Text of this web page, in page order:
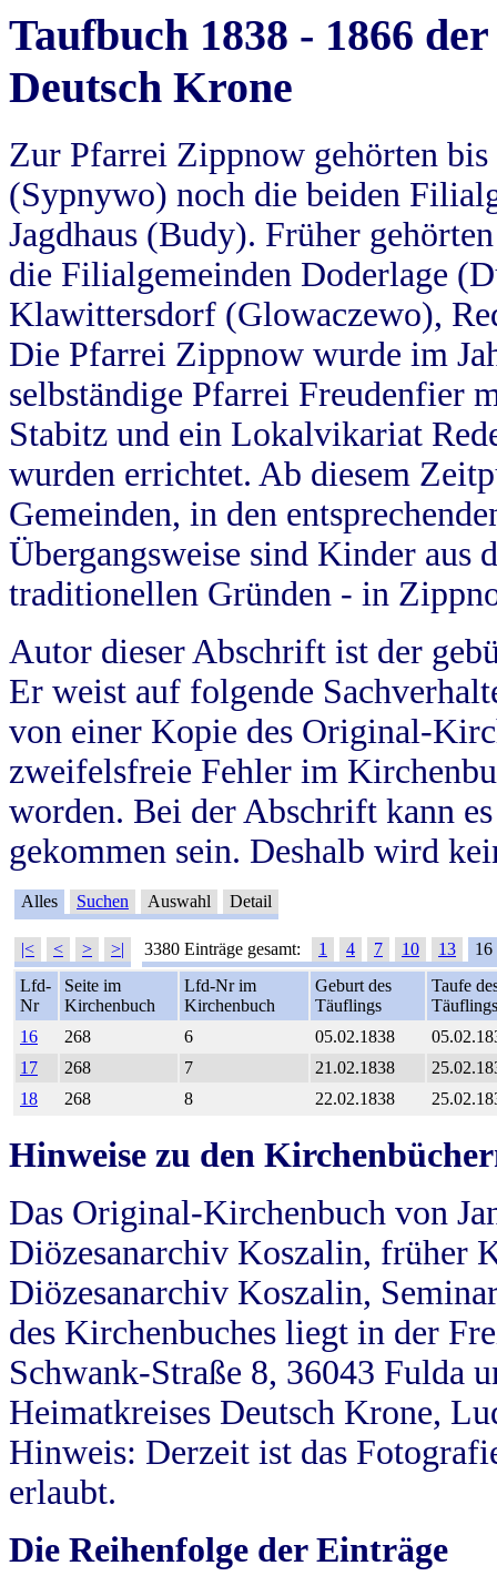
Taufbuch 1838 - 1866
Deutsch Krone
Zur Pfarrei Zippnow gehörten
(Sypnywo) noch die beiden
Jagdhaus (Budy). Früher
die Filialgemeinden Doderlage
Klawittersdorf (Glowaczewo),
Die Pfarrei Zippnow wurde im
selbständige Pfarrei Freudenfier
Stabitz und ein Lokalvikariat
wurden errichtet. Ab diesem
Gemeinden, in den
Übergangsweise sind Kinder aus
traditionellen Gründen - in
Autor dieser Abschrift ist der
Er weist auf folgende
von einer Kopie des Original-
zweifelsfreie Fehler im
worden. Bei der Abschrift kann
gekommen sein. Deshalb wird
Alles Suchen Auswahl Detail
|< < > >| 3380 Einträge gesamt: 1 4 7 10 13
16
Lfd-
Nr
Seite im
Kirchenbuch
Lfd-Nr im
Kirchenbuch
Geburt des
Täuflings
Taufe
Täuflings
16
268 6 05.02.1838
17
268 7 21.02.1838
18
268 8 22.02.1838
Hinweise zu den
Das Original-Kirchenbuch von
Diözesanarchiv Koszalin, früher
Diözesanarchiv Koszalin,
des Kirchenbuches liegt in der
Schwank-Straße 8, 36043 Fulda
Heimatkreises Deutsch Krone,
Hinweis: Derzeit ist das
erlaubt.
Die Reihenfolge der Einträge